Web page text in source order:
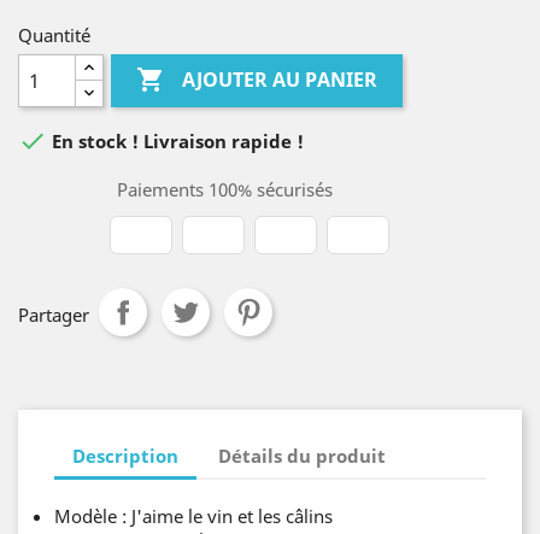
Quantité
 AJOUTER AU PANIER
 En stock ! Livraison rapide !
Paiements 100% sécurisés
Partager
Description Détails du produit
Modèle : J'aime le vin et les câlins